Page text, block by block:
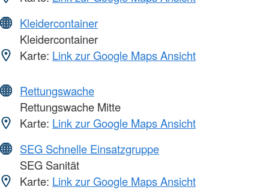
Kleidercontainer
Kleidercontainer
Karte: Link zur Google Maps Ansicht
Rettungswache
Rettungswache Mitte
Karte: Link zur Google Maps Ansicht
SEG Schnelle Einsatzgruppe
SEG Sanität
Karte: Link zur Google Maps Ansicht